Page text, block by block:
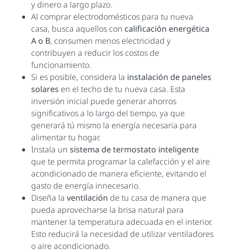
y dinero a largo plazo.
Al comprar electrodomésticos para tu nueva
casa, busca aquellos con calificación energética
A o B, consumen menos electricidad y
contribuyen a reducir los costos de
funcionamiento.
Si es posible, considera la instalación de paneles
solares en el techo de tu nueva casa. Esta
inversión inicial puede generar ahorros
significativos a lo largo del tiempo, ya que
generará tú mismo la energía necesaria para
alimentar tu hogar.
Instala unsistema de termostato inteligente
que te permita programar la calefacción y el aire
acondicionado de manera eficiente, evitando el
gasto de energía innecesario.
Diseña laventilación de tu casa de manera que
pueda aprovecharse la brisa natural para
mantener la temperatura adecuada en el interior.
Esto reducirá la necesidad de utilizar ventiladores
o aire acondicionado.